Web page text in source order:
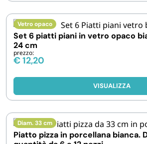
Vetro opaco
Set 6 piatti piani in vetro opaco
24 cm
prezzo:
€12,20
VISUALIZZA
Diam. 33 cm
Piatto pizza in porcellana bianca.